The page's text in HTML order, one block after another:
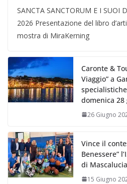
SANCTA SANCTORUM E I SUOI
2026 Presentazione del libro
mostra di MiraKerning
Caronte &
Viaggio” a
domenica 28
26 Giugno
Vince il
Benessere”
di Mascalucia
15 Giugno